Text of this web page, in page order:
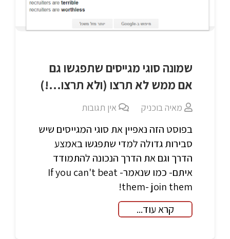
שמונה סוגי מגייסים שתפגשו גם
אם ממש לא תרצו (ולא תרצו…!)
מאיה בוכניק אין תגובות
בפוסט הזה נאפיין את סוגי המגייסים שיש
סבירות גדולה למדי שתפגשו באמצע
הדרך וגם את הדרך הנכונה להתמודד
איתם- כמו שנאמר- If you can't beat
them- join them!
קרא עוד...